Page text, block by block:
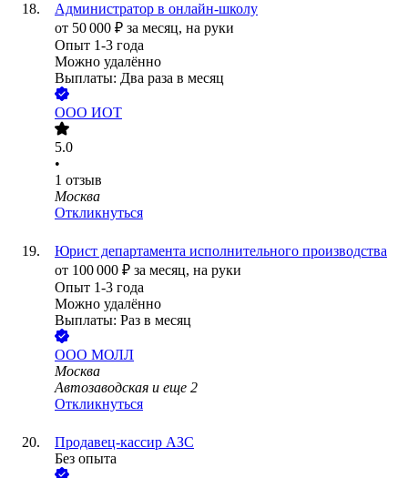
Администратор в онлайн-школу
от 50 000 ₽ за месяц, на руки
Опыт 1-3 года
Можно удалённо
Выплаты: Два раза в месяц
ООО ИОТ
5.0
•
1 отзыв
Москва
Откликнуться
Юрист департамента исполнительного производства
от 100 000 ₽ за месяц, на руки
Опыт 1-3 года
Можно удалённо
Выплаты: Раз в месяц
ООО МОЛЛ
Москва
Автозаводская и еще 2
Откликнуться
Продавец-кассир АЗС
Без опыта